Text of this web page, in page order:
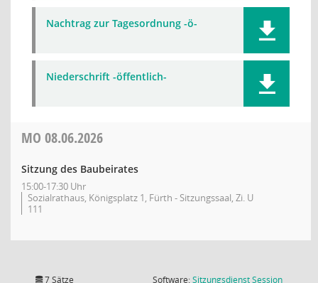
Nachtrag zur Tagesordnung -ö-
Niederschrift -öffentlich-
MO 08.06.2026
Sitzung des Baubeirates
15:00-17:30 Uhr
Sozialrathaus, Königsplatz 1, Fürth - Sitzungssaal, Zi. U
111
7 Sätze Software:SitzungsdienstSession(Wird in